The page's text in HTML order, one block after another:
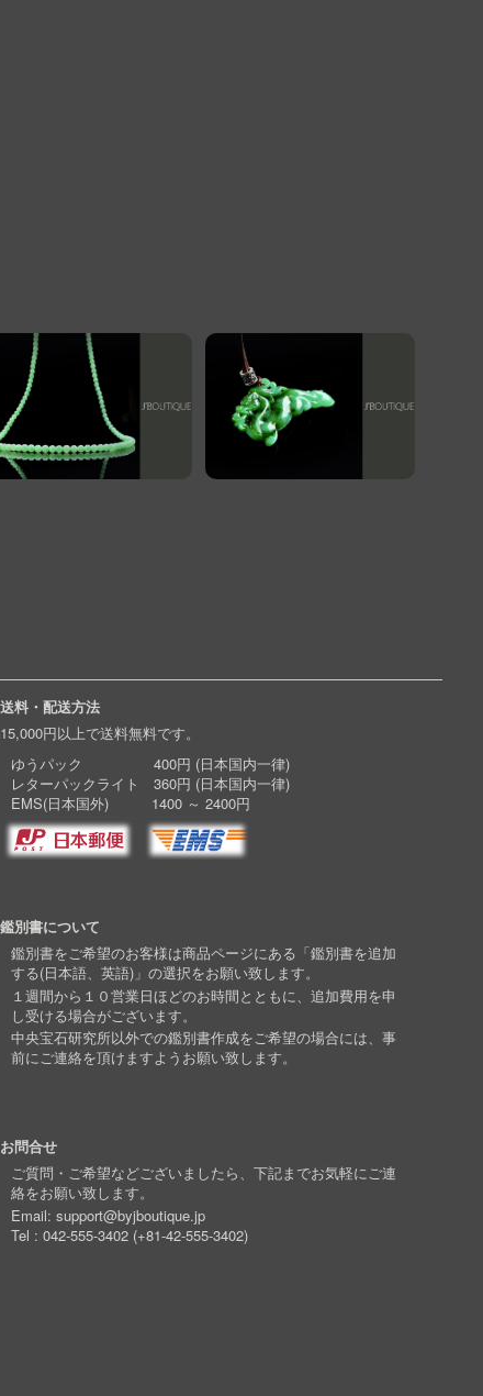
送料・配送方法
15,000円以上で送料無料です。
ゆうパック 400円 (日本国内一律)
レターパックライト 360円 (日本国内一律)
EMS(日本国外) 1400 ～ 2400円
鑑別書について
鑑別書をご希望のお客様は商品ページにある「鑑別書を追加
する(日本語、英語)」の選択をお願い致します。
１週間から１０営業日ほどのお時間とともに、追加費用を申
し受ける場合がございます。
中央宝石研究所以外での鑑別書作成をご希望の場合には、事
前にご連絡を頂けますようお願い致します。
お問合せ
ご質問・ご希望などございましたら、下記までお気軽にご連
絡をお願い致します。
Email:support@byjboutique.jp
Tel :042-555-3402 (+81-42-555-3402)